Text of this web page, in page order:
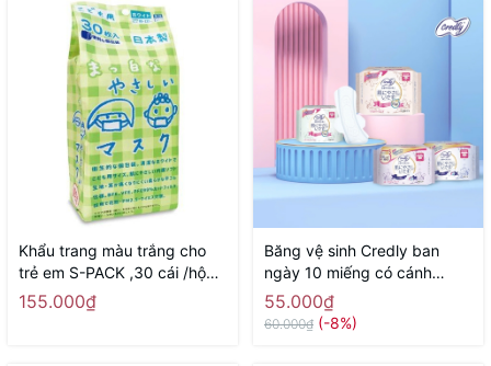
Khẩu trang màu trắng cho
trẻ em S-PACK ,30 cái /hộp -
Hàng Nhật nội địa
155.000₫
Băng vệ sinh Credly ban
ngày 10 miếng có cánh
24,5cm - Hàng Nhật nội địa
55.000₫
60.000₫ (-8%)